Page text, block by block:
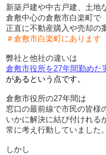
新築戸建や中古戸建、土地
倉敷中心の倉敷市白楽町で
正直に不動産購入や売却の
＃倉敷市白楽町にあります
弊社と他社の違いは
倉敷市役所を27年間勤めた
があるという点です。
倉敷市役所の27年間は
窓口の最前線で市民の皆様
いかに解決に結び付けれる
常に考え行動していました。
しかし